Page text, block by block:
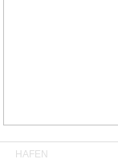
HÄFEN